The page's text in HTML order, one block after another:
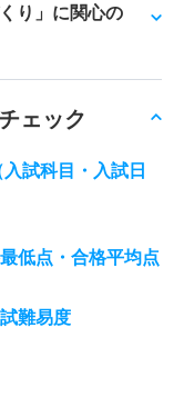
り」に関心の
ェック
試科目・入試日
低点・合格平均点
難易度